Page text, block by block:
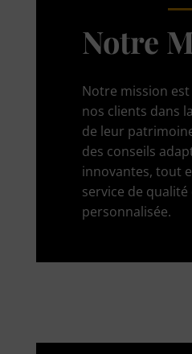
Notre
Notre mission
nos clients dans
de leur
des conseils
innovantes, tout
service de
personnalisée.